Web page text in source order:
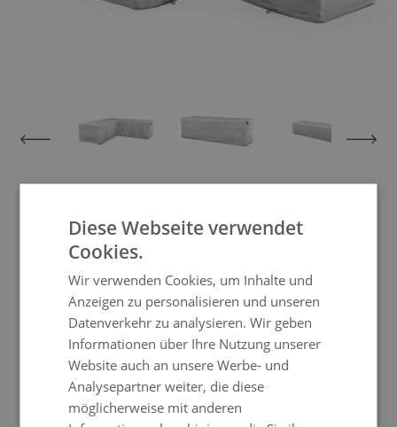
Abdeckplane Serent Lounge
Mit dieser Abdeckplane schützen Sie nicht
nur Ihrer Möbel vor Schlechtwetter,
sondern fördern damit die Langlebigkeit
Ihrer Living Zone Gartenmöbel.
Kaum etwas wäre ärgerlicher, als wenn Ihre Möbel aus hochwertigem
Diese Webseite verwendet
Cookies.
Wir verwenden Cookies, um Inhalte und
Anzeigen zu personalisieren und unseren
Datenverkehr zu analysieren. Wir geben
Informationen über Ihre Nutzung unserer
Website auch an unsere Werbe- und
Analysepartner weiter, die diese
möglicherweise mit anderen